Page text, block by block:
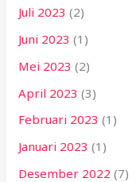
Juli 2023 (2)
Juni 2023 (1)
Mei 2023 (2)
April 2023 (3)
Februari 2023 (1)
Januari 2023 (1)
Desember 2022 (7)